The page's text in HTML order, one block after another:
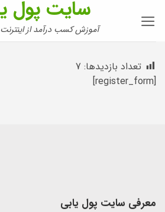
سایت پول
آموزش کسب درآمد از اینترنت
تعداد بازدیدها: 7
[register_form]
معرفی سایت پول یابی